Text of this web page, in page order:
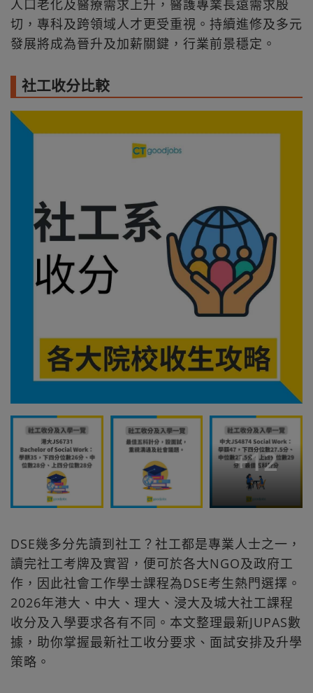
人口老化及醫療需求上升，醫護專業長遠需求殷
切，專科及跨領域人才更受重視。持續進修及多元
發展將成為晉升及加薪關鍵，行業前景穩定。
社工收分比較
+12
DSE幾多分先讀到社工？社工都是專業人士之一，
讀完社工考牌及實習，便可於各大NGO及政府工
作，因此社會工作學士課程為DSE考生熱門選擇。
2026年港大、中大、理大、浸大及城大社工課程
收分及入學要求各有不同。本文整理最新JUPAS數
據，助你掌握最新社工收分要求、面試安排及升學
策略。